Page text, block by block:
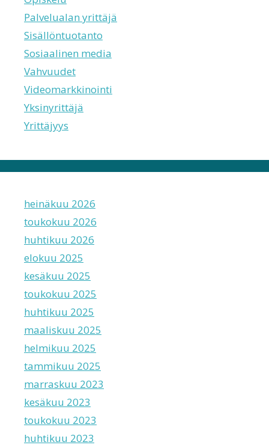
Palvelualan yrittäjä
Sisällöntuotanto
Sosiaalinen media
Vahvuudet
Videomarkkinointi
Yksinyrittäjä
Yrittäjyys
heinäkuu 2026
toukokuu 2026
huhtikuu 2026
elokuu 2025
kesäkuu 2025
toukokuu 2025
huhtikuu 2025
maaliskuu 2025
helmikuu 2025
tammikuu 2025
marraskuu 2023
kesäkuu 2023
toukokuu 2023
huhtikuu 2023